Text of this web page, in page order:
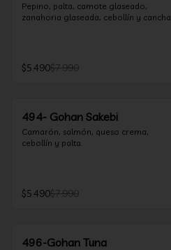
Pepino, palta, camote glaseado,
zanahoria glaseada, cebollín y cancha.
$5.490$7.990
494- Gohan Sakebi
Camarón, salmón, queso crema,
cebollín y palta.
$5.490$7.990
496-Gohan Tuna